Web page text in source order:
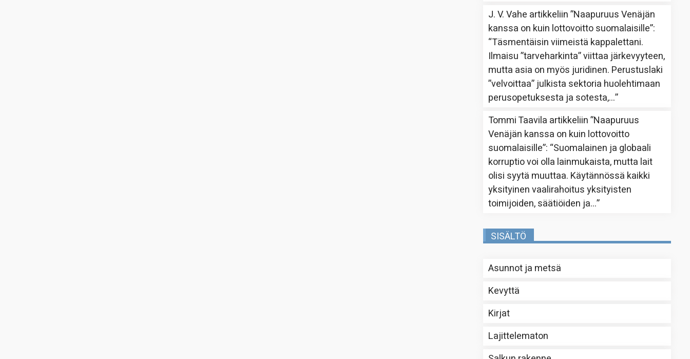
J. V. Vahe artikkeliin”Naapuruus Venäjän
kanssa on kuin lottovoitto suomalaisille”:
“Täsmentäisin viimeistä kappalettani.
Ilmaisu ”tarveharkinta” viittaa järkevyyteen,
mutta asia on myös juridinen. Perustuslaki
”velvoittaa” julkista sektoria huolehtimaan
perusopetuksesta ja sotesta,…”
Tommi Taavila artikkeliin”Naapuruus
Venäjän kanssa on kuin lottovoitto
suomalaisille”: “Suomalainen ja globaali
korruptio voi olla lainmukaista, mutta lait
olisi syytä muuttaa. Käytännössä kaikki
yksityinen vaalirahoitus yksityisten
toimijoiden, säätiöiden ja…”
SISÄLTÖ
Asunnot ja metsä
Kevyttä
Kirjat
Lajittelematon